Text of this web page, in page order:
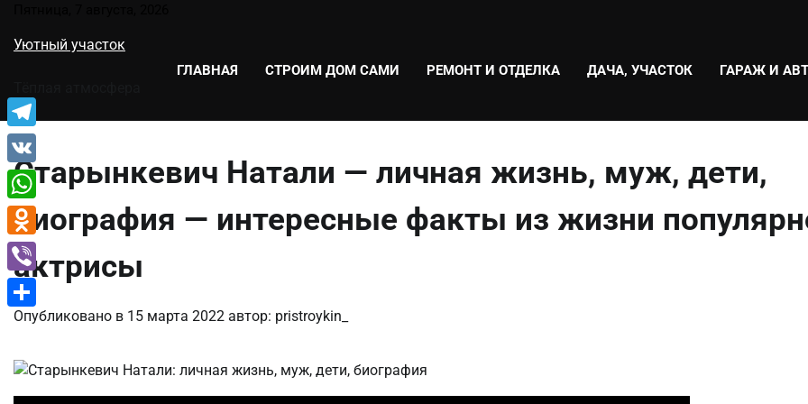
содержимому
Уютный участок
ГЛАВНАЯ СТРОИМ ДОМ САМИ РЕМОНТ И ОТДЕЛКА ДАЧА, УЧАСТОК ГАРАЖ И
Старынкевич Натали — личная жизнь, муж, дети,
биография — интересные факты из жизни
актрисы
Опубликовано в 15 марта 2022 автор: pristroykin_
Telegram
VK
WhatsApp
Odnoklassniki
Viber
Отправить